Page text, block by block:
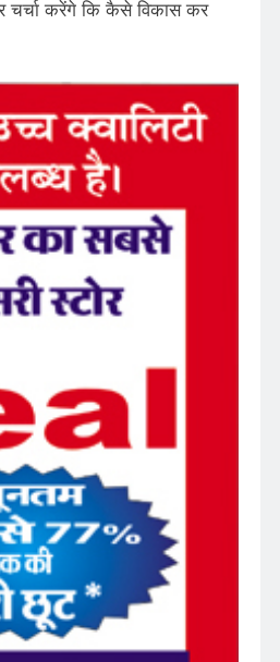
चर्चा करेंगे कि कैसे विकास कर